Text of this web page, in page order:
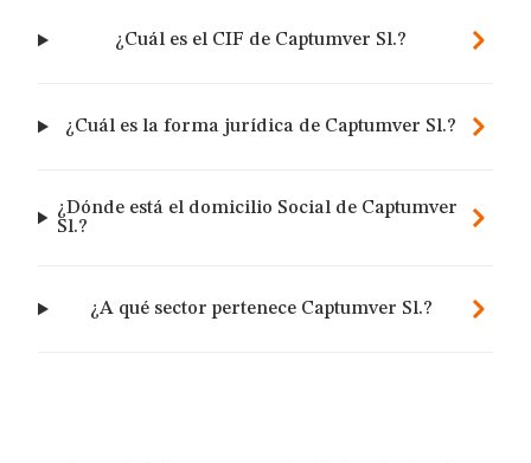
¿Cuál es el CIF de Captumver Sl.?
¿Cuál es la forma jurídica de Captumver Sl.?
¿Dónde está el domicilio Social de Captumver
Sl.?
¿A qué sector pertenece Captumver Sl.?